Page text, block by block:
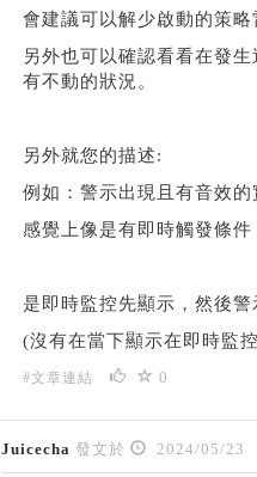
會建議可以解少啟動的策
另外也可以確認看看在發
有不動的狀況。
另外就您的描述:
例如：警示出現且有音效
感覺上像是有即時觸發條
是即時監控先顯示，然後
(沒有在當下顯示在即時監
#文章連結 0
Juicecha 發文於 2024/05/23